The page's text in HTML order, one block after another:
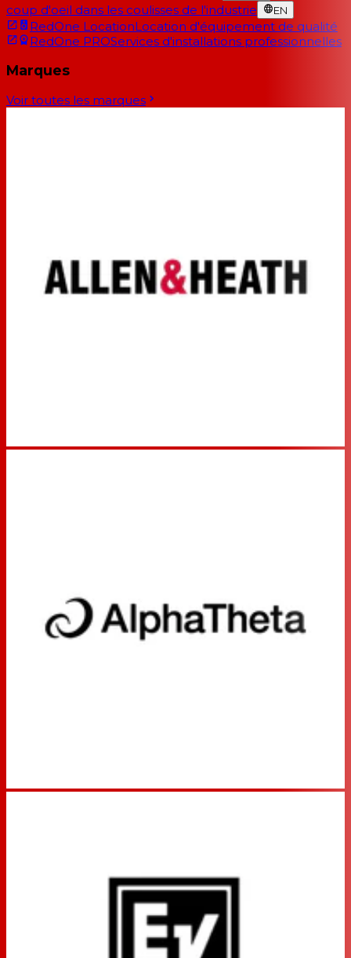
coup d'oeil dans les coulisses de l'industrie EN
RedOne LocationLocation d'équipement de qualité
RedOne PROServices d'installations professionnelles
Marques
Voir toutes les marques